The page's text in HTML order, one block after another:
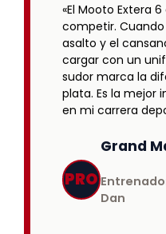
«El Mooto Extera
competir.
asalto y el
cargar con un
sudor marca la
plata. Es la mejor
en mi carrera
PRO
Grand
Dan